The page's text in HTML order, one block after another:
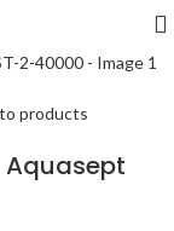
products
Aquasept